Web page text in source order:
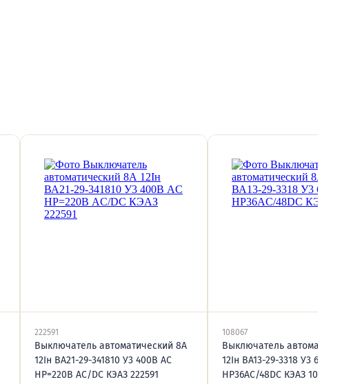
222591
Выключатель автоматический 8А
12Iн ВА21-29-341810 У3 400В AC
НР=220В AC/DC КЭАЗ 222591
108067
Выключатель
12Iн ВА13-29-3318 У3 690В AC
НР36AC/48DC КЭАЗ 108067